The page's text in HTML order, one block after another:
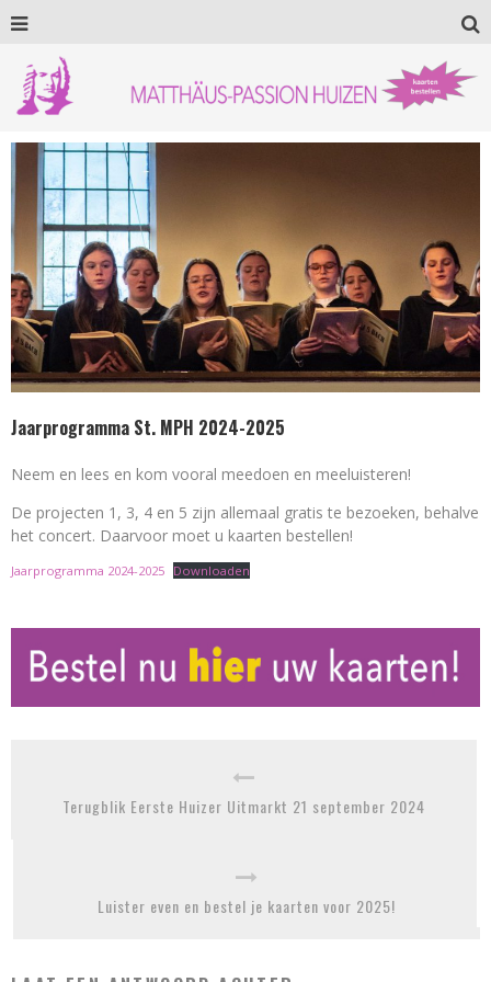
Jaarprogramma St. MPH 2024-2025
Neem en lees en kom vooral meedoen en meeluisteren!
De projecten 1, 3, 4 en 5 zijn allemaal gratis te bezoeken, behalve
het concert. Daarvoor moet u kaarten bestellen!
Jaarprogramma 2024-2025 Downloaden
Terugblik Eerste Huizer Uitmarkt 21 september 2024
Luister even en bestel je kaarten voor 2025!